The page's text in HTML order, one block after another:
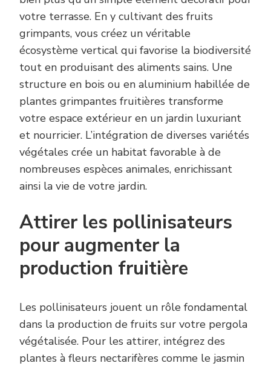
votre terrasse. En y cultivant des fruits
grimpants, vous créez un véritable
écosystème vertical qui favorise la biodiversité
tout en produisant des aliments sains. Une
structure en bois ou en aluminium habillée de
plantes grimpantes fruitières transforme
votre espace extérieur en un jardin luxuriant
et nourricier. L’intégration de diverses variétés
végétales crée un habitat favorable à de
nombreuses espèces animales, enrichissant
ainsi la vie de votre jardin.
Attirer les pollinisateurs
pour augmenter la
production fruitière
Les pollinisateurs jouent un rôle fondamental
dans la production de fruits sur votre pergola
végétalisée. Pour les attirer, intégrez des
plantes à fleurs nectarifères comme le jasmin